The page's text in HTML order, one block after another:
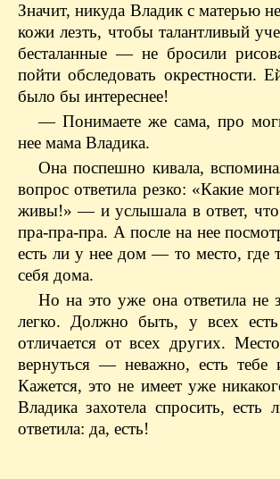
Значит, никуда Владик с матерью
кожи лезть, чтобы талантливый
бесталанные — не бросили
пойти обследовать окрестности.
было бы интереснее!
— Понимаете же сама, про
нее мама Владика.
Она поспешно кивала,
вопрос ответила резко: «Какие
живы!» — и услышала в ответ,
пра-пра-пра. А после на нее
есть ли у нее дом — то место, где
себя дома.
Но на это уже она ответила
легко. Должно быть, у всех
отличается от всех других.
вернуться — неважно, есть тебе
Кажется, это не имеет уже
Владика захотела спросить,
ответила: да, есть!